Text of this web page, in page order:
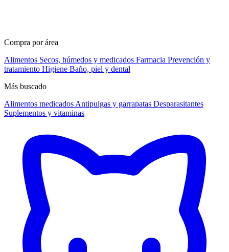
Compra por área
Alimentos Secos, húmedos y medicados Farmacia Prevención y
tratamiento Higiene Baño, piel y dental
Más buscado
Alimentos medicados Antipulgas y garrapatas Desparasitantes
Suplementos y vitaminas